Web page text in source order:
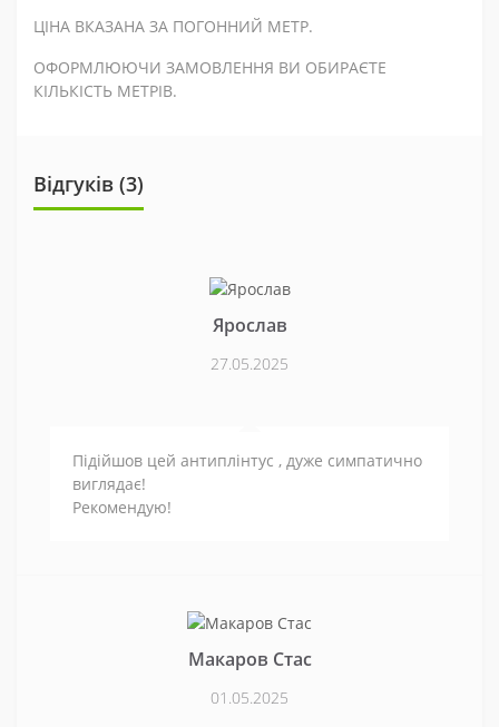
ЦІНА ВКАЗАНА ЗА ПОГОННИЙ МЕТР.
ОФОРМЛЮЮЧИ ЗАМОВЛЕННЯ ВИ ОБИРАЄТЕ
КІЛЬКІСТЬ МЕТРІВ.
Відгуків (3)
Ярослав
27.05.2025
Підійшов цей антиплінтус , дуже симпатично
виглядає!
Рекомендую!
Макаров Стас
01.05.2025